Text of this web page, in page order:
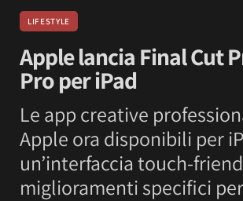
LIFESTYLE
Apple lancia Final Cut
Pro per iPad
Le app creative
Apple ora disponibili per
un’interfaccia touch-
miglioramenti specifici